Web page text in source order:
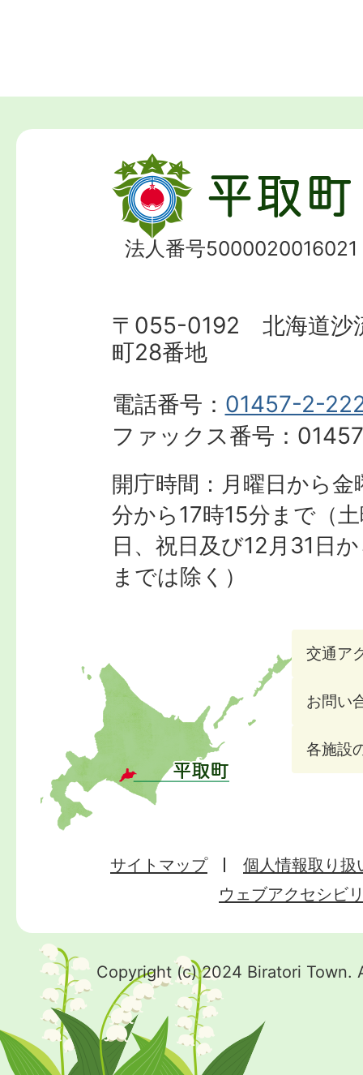
法人番号5000020016021
〒055-0192 北海道沙
町28番地
電話番号： 01457-2-
ファックス番号：
開庁時間：月曜日から
分から17時15分まで（
日、祝日及び12月31日
までは除く）
交通ア
お問い
各施設
サイトマップ
個人情報取り扱
ウェブアクセシビ
Copyright (c) 2024 Biratori Town.